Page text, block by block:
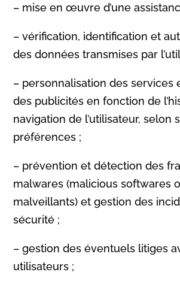
– mise en œuvre d’une
– vérification, identification et
des données transmises par
– personnalisation des services
des publicités en fonction de
navigation de l’utilisateur, selon
préférences ;
– prévention et détection des
malwares (malicious softwares
malveillants) et gestion des
sécurité ;
– gestion des éventuels litiges
utilisateurs ;